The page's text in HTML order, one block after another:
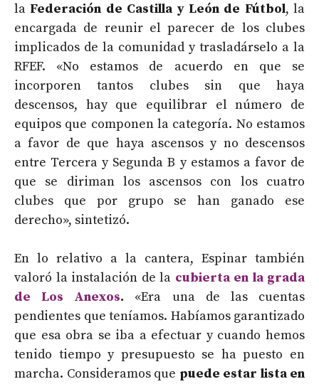
la Federación de Castilla y León de Fútbol, la
encargada de reunir el parecer de los clubes
implicados de la comunidad y trasladárselo a la
RFEF. «No estamos de acuerdo en que se
incorporen tantos clubes sin que haya
descensos, hay que equilibrar el número de
equipos que componen la categoría. No estamos
a favor de que haya ascensos y no descensos
entre Tercera y Segunda B y estamos a favor de
que se diriman los ascensos con los cuatro
clubes que por grupo se han ganado ese
derecho», sintetizó.
En lo relativo a la cantera, Espinar también
valoró la instalación de la cubierta en la grada
de Los Anexos. «Era una de las cuentas
pendientes que teníamos. Habíamos garantizado
que esa obra se iba a efectuar y cuando hemos
tenido tiempo y presupuesto se ha puesto en
marcha. Consideramos que puede estar lista en